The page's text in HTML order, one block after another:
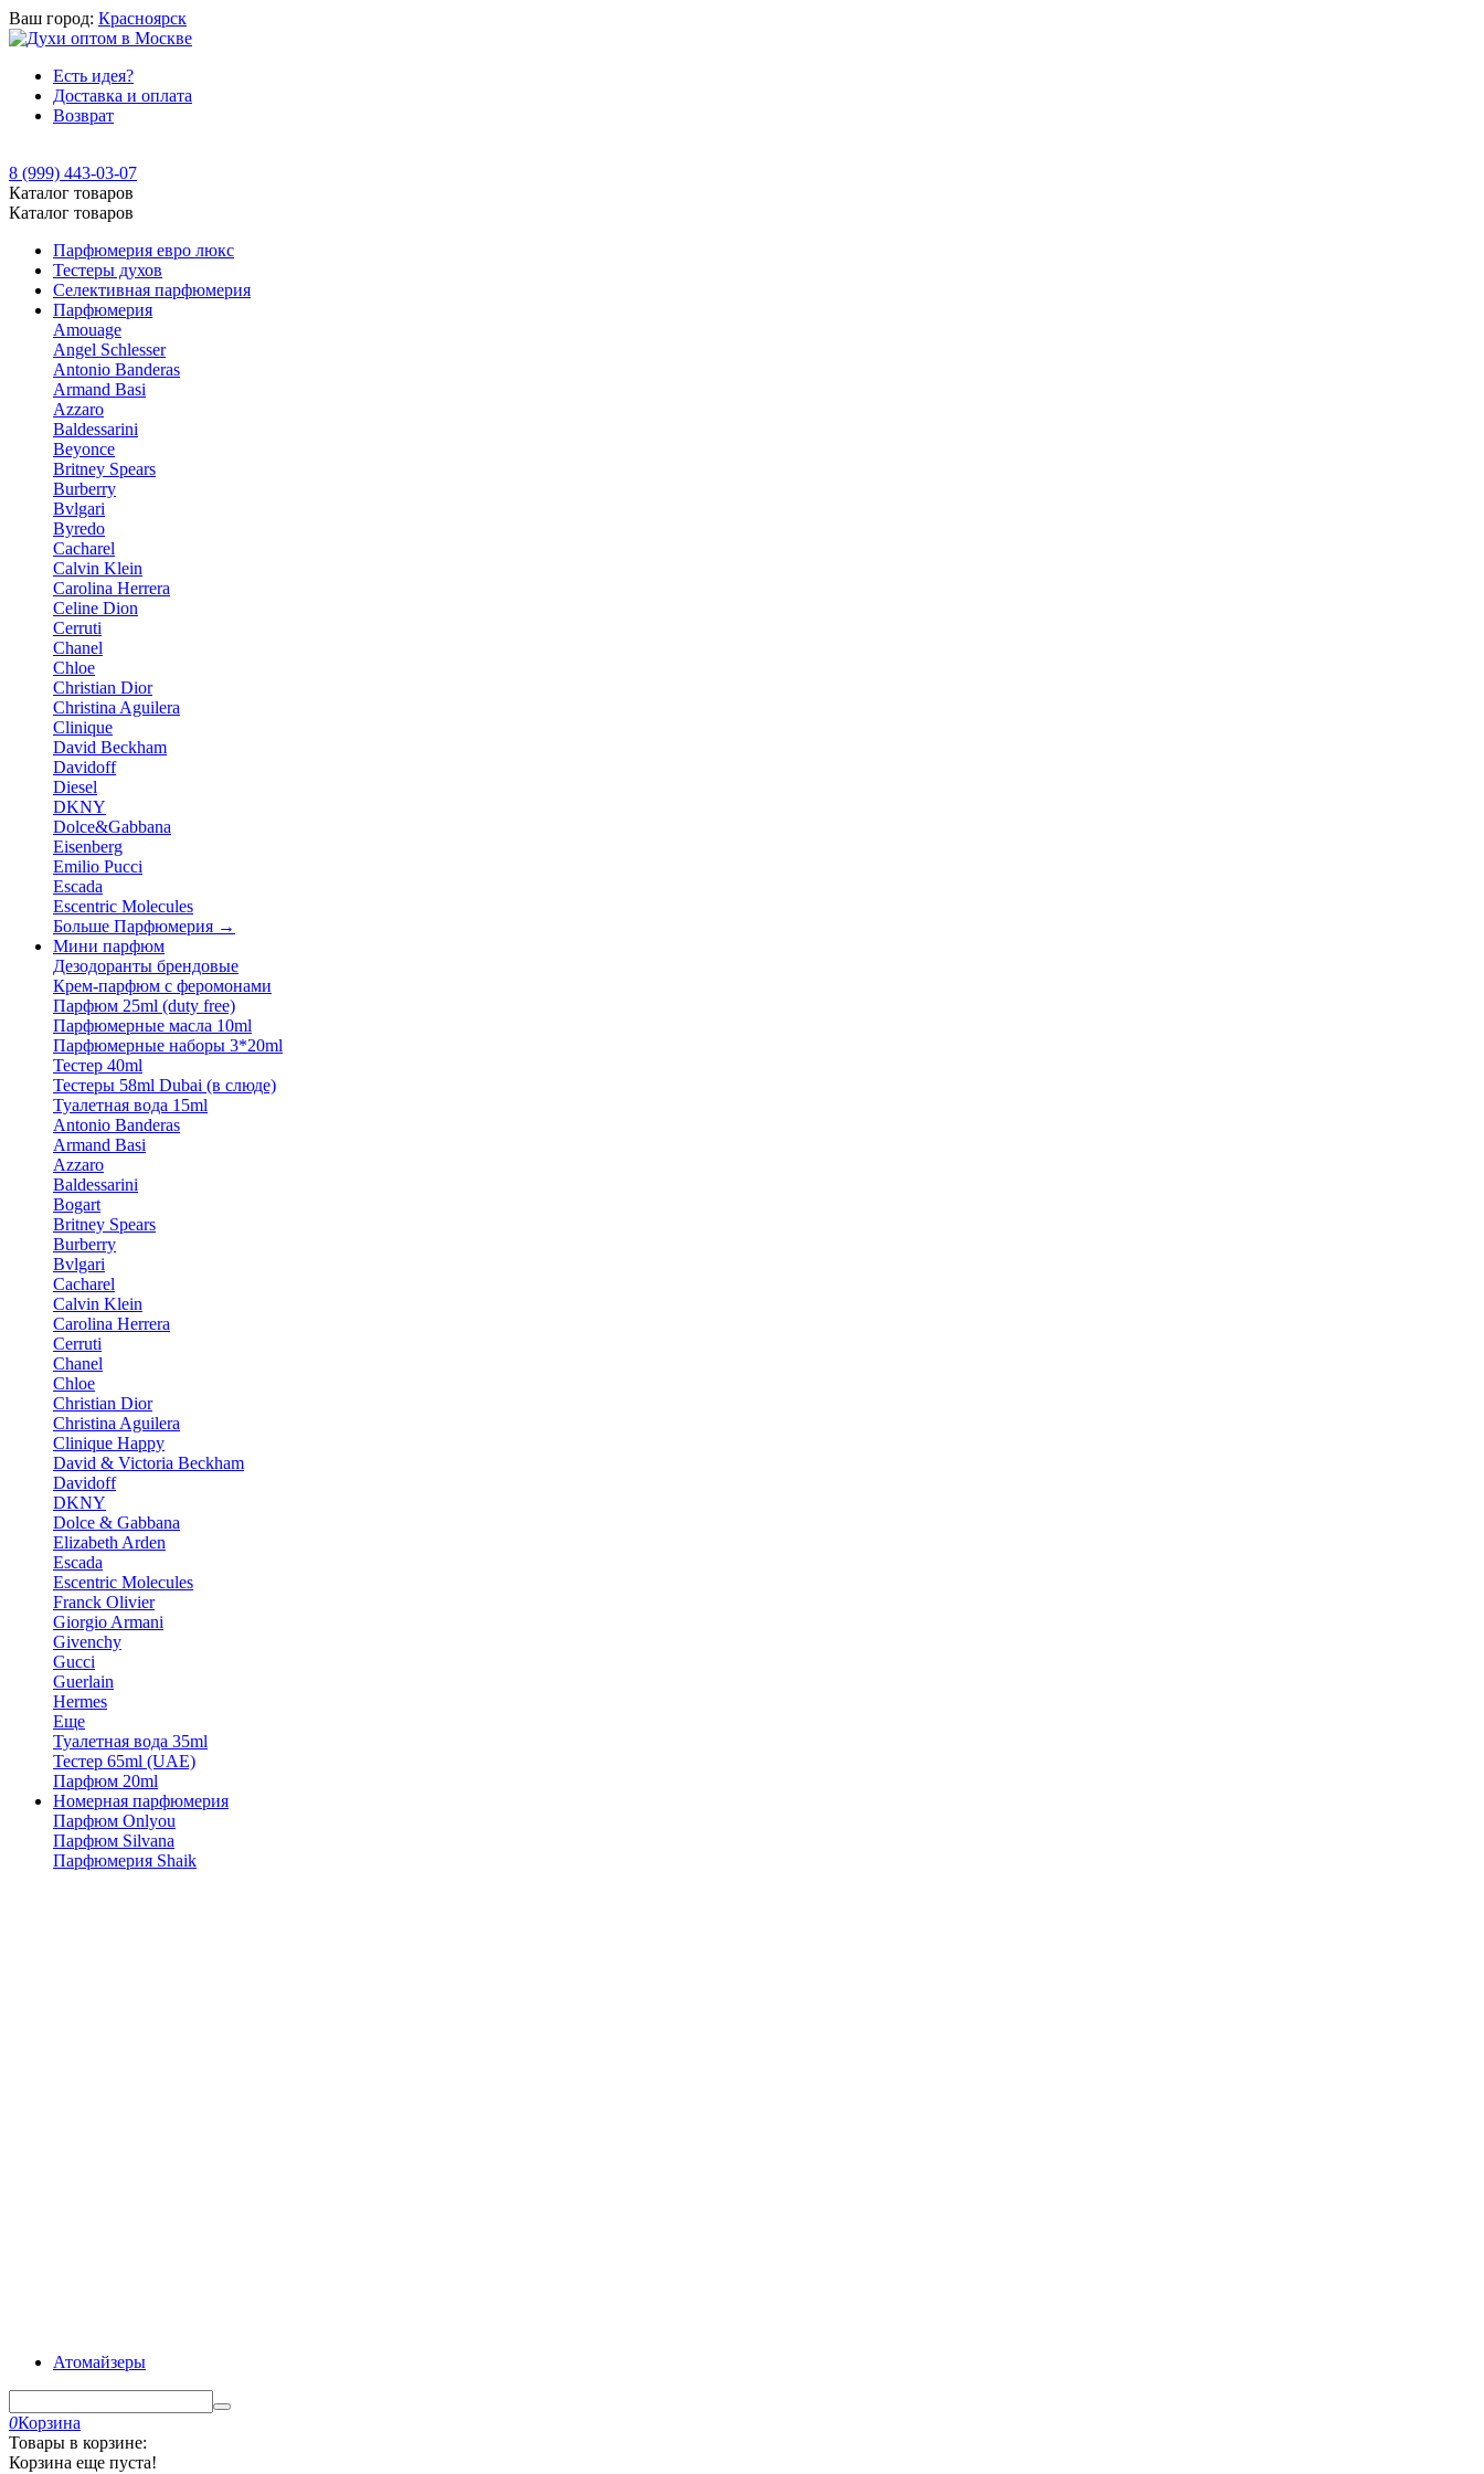
Ваш город: Красноярск
Есть идея?
Доставка и оплата
Возврат
8 (999) 443-03-07
Каталог товаров
Каталог товаров
Парфюмерия евро люкс
Тестеры духов
Селективная парфюмерия
Парфюмерия
Amouage
Angel Schlesser
Antonio Banderas
Armand Basi
Azzaro
Baldessarini
Beyonce
Britney Spears
Burberry
Bvlgari
Byredo
Cacharel
Calvin Klein
Carolina Herrera
Celine Dion
Cerruti
Chanel
Chloe
Christian Dior
Christina Aguilera
Clinique
David Beckham
Davidoff
Diesel
DKNY
Dolce&Gabbana
Eisenberg
Emilio Pucci
Escada
Escentric Molecules
Больше Парфюмерия →
Мини парфюм
Дезодоранты брендовые
Крем-парфюм с феромонами
Парфюм 25ml (duty free)
Парфюмерные масла 10ml
Парфюмерные наборы 3*20ml
Тестер 40ml
Тестеры 58ml Dubai (в слюде)
Туалетная вода 15ml
Antonio Banderas
Armand Basi
Azzaro
Baldessarini
Bogart
Britney Spears
Burberry
Bvlgari
Cacharel
Calvin Klein
Carolina Herrera
Cerruti
Chanel
Chloe
Christian Dior
Christina Aguilera
Clinique Happy
David & Victoria Beckham
Davidoff
DKNY
Dolce & Gabbana
Elizabeth Arden
Escada
Escentric Molecules
Franck Olivier
Giorgio Armani
Givenchy
Gucci
Guerlain
Hermes
Еще
Туалетная вода 35ml
Тестер 65ml (UAE)
Парфюм 20ml
Номерная парфюмерия
Парфюм Onlyou
Парфюм Silvana
Парфюмерия Shaik
Атомайзеры
0Корзина
Товары в корзине:
Корзина еще пуста!